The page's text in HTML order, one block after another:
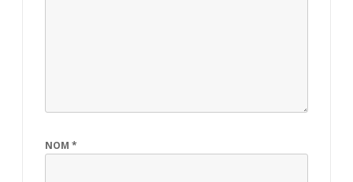
NOM *